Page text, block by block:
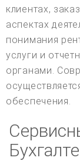
клиентах,
аспектах
понимания
услуги и
органами.
обеспечения.